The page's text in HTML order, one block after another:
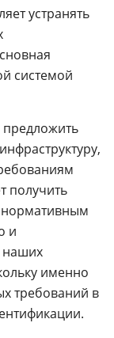
устранять
системой
предложить
получить
нормативным
и
наших
именно
требований в